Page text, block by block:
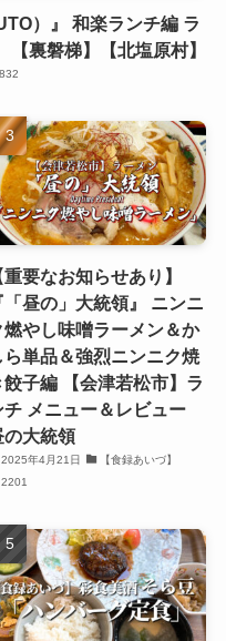
）』 和楽ランチ編 ラ
裏磐梯】【北塩原村】
重要なお知らせあり】
「昼の」大統領』 ニンニ
燃やし味噌ラーメン＆か
ら単品＆強烈ニンニク焼
餃子編 【会津若松市】ラ
チ メニュー＆レビュー
の大統領
2025年4月21日
【食録あいづ】
2201